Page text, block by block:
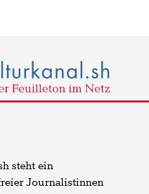
steht ein
Journalistinnen